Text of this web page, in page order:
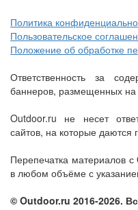
Политика
Пользовательское
Положение об обработке
Ответственность за
баннеров, размещенных на
Outdoor.ru не несет
сайтов, на которые даются
Перепечатка материалов
в любом объёме с
© Outdoor.ru 2016-2026.